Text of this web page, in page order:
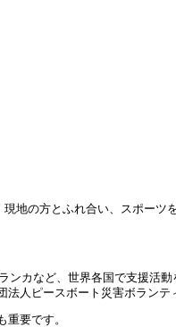
地の方とふれ合い、スポーツ
カなど、世界各国で支援活
人ピースボート災害ボランテ
要です。